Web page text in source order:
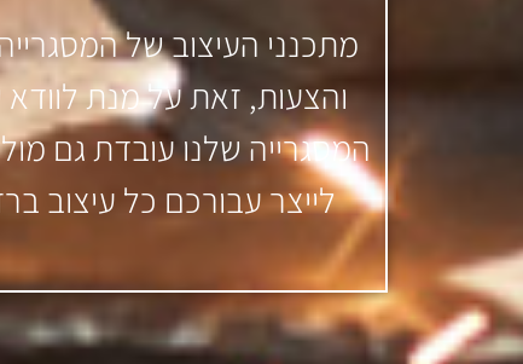
מתכנני העיצוב של
והצעות, זאת על מנת
המסגרייה שלנו עובדת גם
לייצר עבורכם כל עיצוב